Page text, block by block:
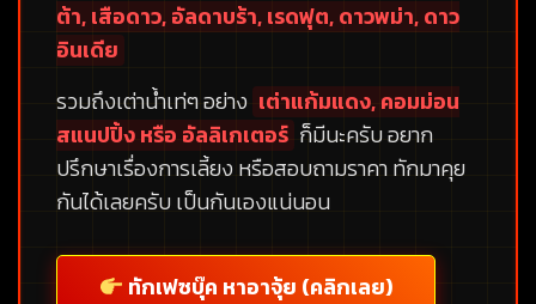
ต้า, เสือดาว, อัลดาบร้า, เรดฟุต, ดาวพม่า, ดาว
อินเดีย
รวมถึงเต่าน้ำเท่ๆ อย่าง เต่าแก้มแดง, คอมม่อน
สแนปปิ้ง หรือ อัลลิเกเตอร์ ก็มีนะครับ อยาก
ปรึกษาเรื่องการเลี้ยง หรือสอบถามราคา ทักมาคุย
กันได้เลยครับ เป็นกันเองแน่นอน
ทักเฟซบุ๊ค หาอาจุ้ย (คลิกเลย)